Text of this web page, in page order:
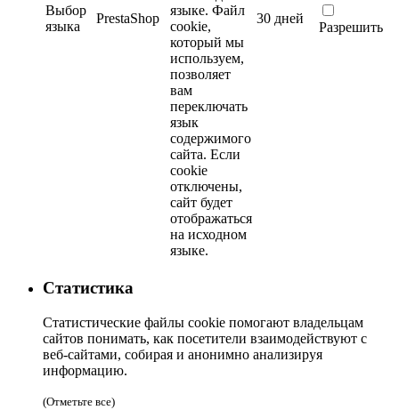
Выбор
языка
PrestaShop
языке. Файл
cookie,
который мы
используем,
позволяет
вам
переключать
язык
содержимого
сайта. Если
cookie
отключены,
сайт будет
отображаться
на исходном
языке.
30 дней
Разрешить
Статистика
Статистические файлы cookie помогают владельцам
сайтов понимать, как посетители взаимодействуют с
веб-сайтами, собирая и анонимно анализируя
информацию.
(Отметьте все)